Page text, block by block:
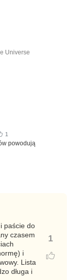
Universe
1
powodują
1
paście do
czasem
i
Lista
długa i